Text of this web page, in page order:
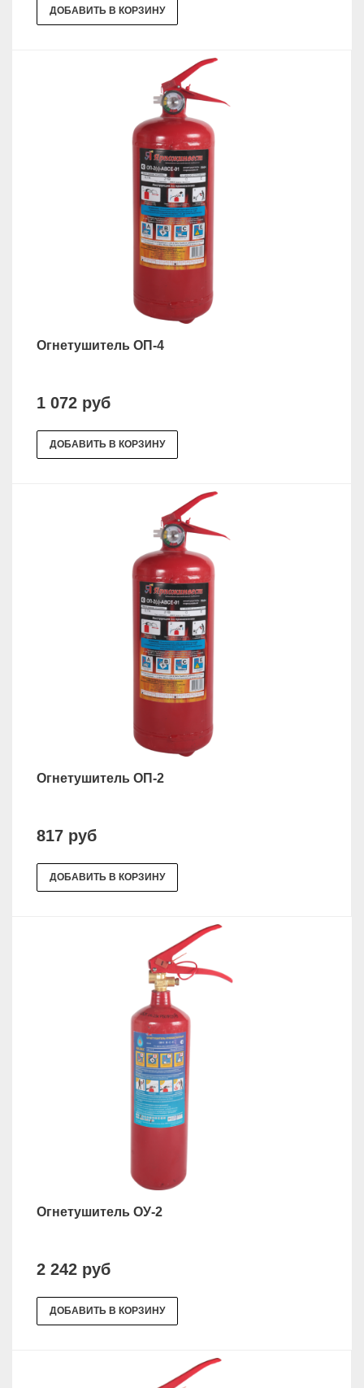
ДОБАВИТЬ В КОРЗИНУ
Огнетушитель ОП-4
1 072 руб
ДОБАВИТЬ В КОРЗИНУ
Огнетушитель ОП-2
817 руб
ДОБАВИТЬ В КОРЗИНУ
Огнетушитель ОУ-2
2 242 руб
ДОБАВИТЬ В КОРЗИНУ